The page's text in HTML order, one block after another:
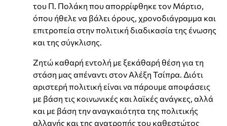
του Π. Πολάκη που απορρίφθηκε τον Μάρτιο,
όπου ήθελε να βάλει όρους, χρονοδιάγραμμα και
επιτροπεία στην πολιτική διαδικασία της ένωσης
και της σύγκλισης.
Ζητώ καθαρή εντολή με ξεκάθαρή θέση για τη
στάση μας απέναντι στον Αλέξη Τσίπρα. Διότι
αριστερή πολιτική είναι να πάρουμε αποφάσεις
με βάση τις κοινωνικές και λαϊκές ανάγκες, αλλά
και με βάση την αναγκαιότητα της πολιτικής
αλλαγής και της ανατροπής του καθεστώτος